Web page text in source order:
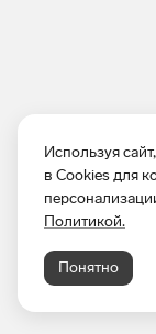
Используя
в Cookies для
Политикой.
Понятно